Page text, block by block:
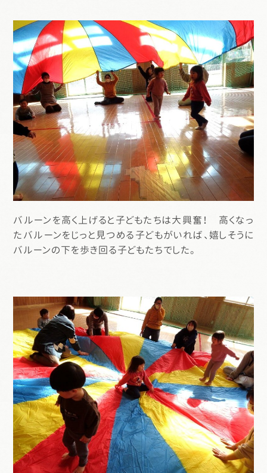
バルーンを高く上げると子どもたちは大興奮！ 高くなっ
たバルーンをじっと見つめる子どもがいれば、嬉しそうに
バルーンの下を歩き回る子どもたちでした。